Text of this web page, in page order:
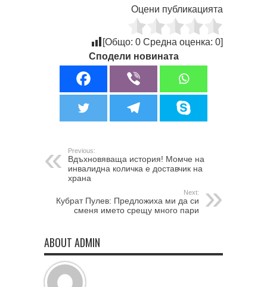
Оцени публикацията
[Общо: 0 Средна оценка: 0]
Сподели новината
Previous:
Вдъхновяваща история! Момче на
инвалидна количка е доставчик на
храна
Next:
Кубрат Пулев: Предложиха ми да си
сменя името срещу много пари
ABOUT ADMIN